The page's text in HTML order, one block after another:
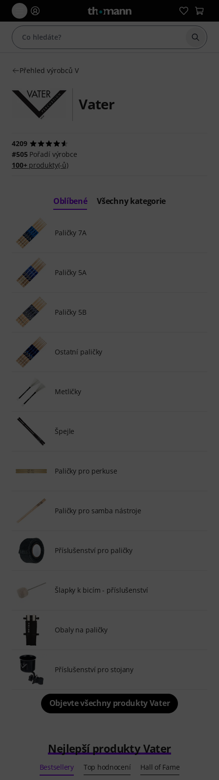
Začít
Přehled výrobců V
Vater
4209
#505 Pořadí výrobce
100+produkty(-ů)
Oblíbené Všechny kategorie
Paličky 7A
Paličky 5A
Paličky 5B
Ostatní paličky
Metličky
Špejle
Paličky pro perkuse
Paličky pro samba nástroje
Příslušenství pro paličky
Šlapky k bicím - příslušenství
Obaly na paličky
Příslušenství pro stojany
Objevte všechny produkty Vater
Nejlepší produkty Vater
Bestsellery Top hodnocení Hall of Fame